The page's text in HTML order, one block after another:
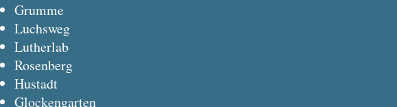
Grumme
Luchsweg
Lutherlab
Rosenberg
Hustadt
Glockengarten